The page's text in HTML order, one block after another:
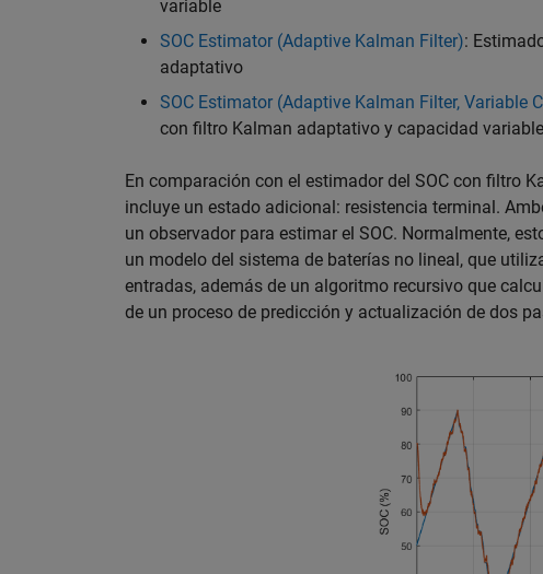
variable
SOC Estimator (Adaptive Kalman Filter):
adaptativo
SOC Estimator (Adaptive Kalman Filter, Variable
con filtro Kalman adaptativo y capacidad variable
En comparación con el estimador del SOC con filtro
incluye un estado adicional: resistencia terminal.
un observador para estimar el SOC. Normalmente,
un modelo del sistema de baterías no lineal, que
entradas, además de un algoritmo recursivo que
de un proceso de predicción y actualización de dos